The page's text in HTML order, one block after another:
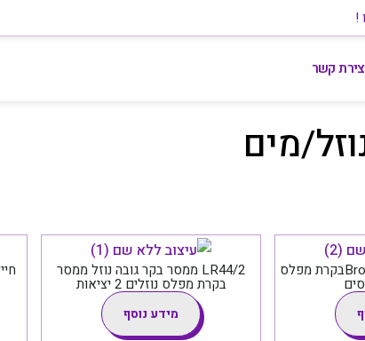
!
קשר
מים
Broyce Control LR44/5Nבקרת מפלס LR44/2 ממסר בקר גובה נוזל ממסר
בקרת מפלס נוזלים 2 יציאות
מידע נוסף